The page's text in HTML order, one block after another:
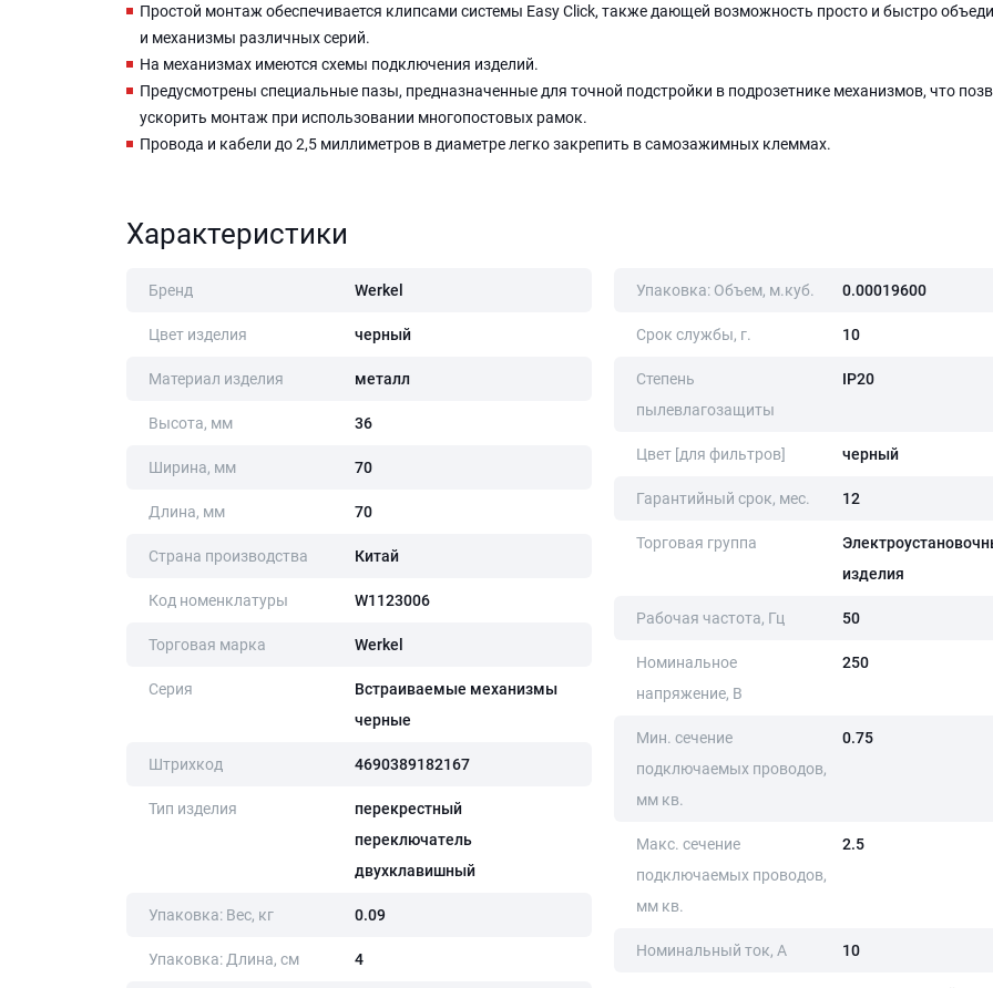
Простой монтаж обеспечивается клипсами системы Easy Click, также дающей возможность просто и быстро
и механизмы различных серий.
На механизмах имеются схемы подключения изделий.
Предусмотрены специальные пазы, предназначенные для точной подстройки в подрозетнике механизмов, что
ускорить монтаж при использовании многопостовых рамок.
Провода и кабели до 2,5 миллиметров в диаметре легко закрепить в самозажимных клеммах.
Характеристики
Бренд Werkel
Цвет изделия черный
Материал изделия металл
Высота, мм 36
Ширина, мм 70
Длина, мм 70
Страна производства Китай
Код номенклатуры W1123006
Торговая марка Werkel
Серия
Встраиваемые механизмы
черные
Штрихкод 4690389182167
Тип изделия
перекрестный
переключатель
двухклавишный
Упаковка: Вес, кг 0.09
Упаковка: Длина, cм 4
Упаковка: Объем, м.куб. 0.00019600
Срок службы, г. 10
Степень
пылевлагозащиты
IP20
Цвет [для фильтров] черный
Гарантийный срок, мес. 12
Торговая группа
изделия
Рабочая частота, Гц 50
Номинальное
напряжение, В
250
Мин. сечение
подключаемых проводов,
мм кв.
0.75
Макс. сечение
подключаемых проводов,
мм кв.
2.5
Номинальный ток, А 10